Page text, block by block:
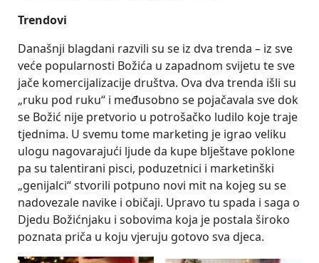
Trendovi
Današnji blagdani razvili su se iz dva trenda – iz sve
veće popularnosti Božića u zapadnom svijetu te sve
jače komercijalizacije društva. Ova dva trenda išli su
„ruku pod ruku“ i međusobno se pojačavala sve dok
se Božić nije pretvorio u potrošačko ludilo koje traje
tjednima. U svemu tome marketing je igrao veliku
ulogu nagovarajući ljude da kupe blještave poklone
pa su talentirani pisci, poduzetnici i marketinški
„genijalci“ stvorili potpuno novi mit na kojeg su se
nadovezale navike i običaji. Upravo tu spada i saga o
Djedu Božićnjaku i sobovima koja je postala široko
poznata priča u koju vjeruju gotovo sva djeca.